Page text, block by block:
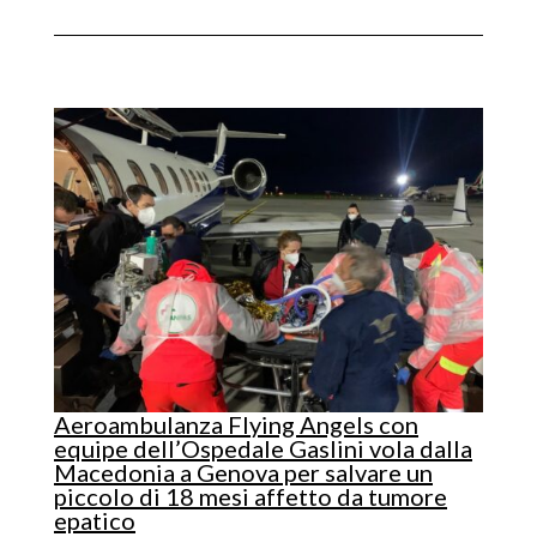
Aeroambulanza Flying Angels con
equipe dell’Ospedale Gaslini vola dalla
Macedonia a Genova per salvare un
piccolo di 18 mesi affetto da tumore
epatico